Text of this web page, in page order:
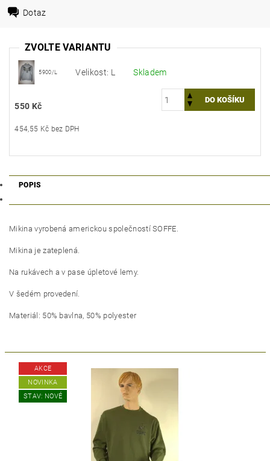
Dotaz
ZVOLTE VARIANTU
5900/L Velikost: L Skladem
550 Kč
454,55 Kč bez DPH
POPIS
Mikina vyrobená americkou společností SOFFE.
Mikina je zateplená.
Na rukávech a v pase úpletové lemy.
V šedém provedení.
Materiál: 50% bavlna, 50% polyester
AKCE
NOVINKA
STAV: NOVÉ